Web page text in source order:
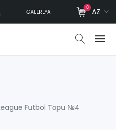
GALEREYA
0 AZ
Futbol Topu №4